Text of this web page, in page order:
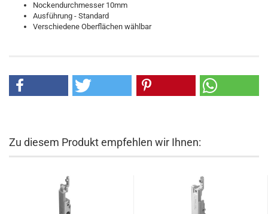
Nockendurchmesser 10mm
Ausführung - Standard
Verschiedene Oberflächen wählbar
Zu diesem Produkt empfehlen wir Ihnen: